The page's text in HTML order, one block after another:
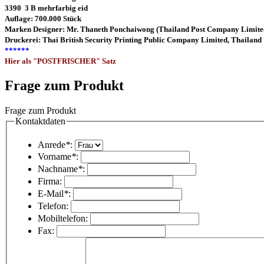
3390 3 B mehrfarbig eid
Auflage: 700.000 Stück
Marken Designer: Mr. Thaneth Ponchaiwong (Thailand Post Company
Druckerei: Thai British Security Printing Public Company Limited, Thailand
******
Hier als "POSTFRISCHER" Satz
Frage zum Produkt
Frage zum Produkt
Kontaktdaten
Anrede*:
Vorname*:
Nachname*:
Firma:
E-Mail*:
Telefon:
Mobiltelefon:
Fax: